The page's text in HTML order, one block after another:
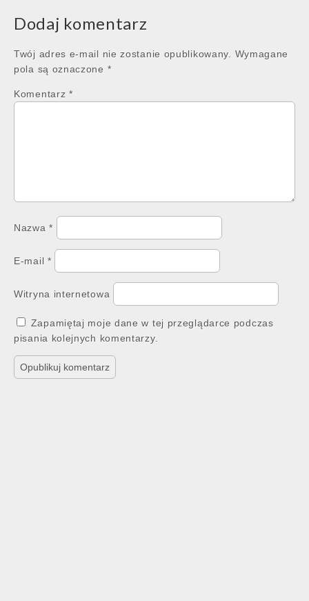
Dodaj komentarz
Twój adres e-mail nie zostanie opublikowany.
Wymagane
pola są oznaczone *
Komentarz *
Nazwa*
E-mail *
Witryna internetowa
Zapamiętaj moje dane w tej przeglądarce podczas
pisania kolejnych komentarzy.